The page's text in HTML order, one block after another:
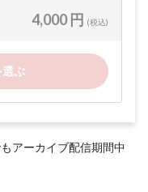
4,000 円 (税込)
選ぶ
アーカイブ配信期間中